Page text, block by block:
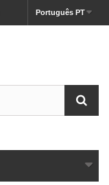
Português PT